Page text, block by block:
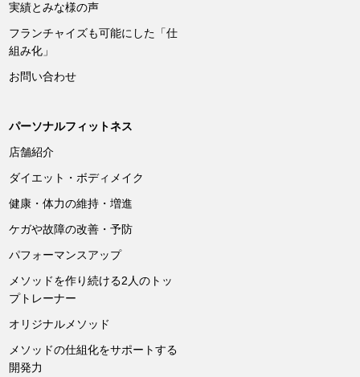
実績とみな様の声
フランチャイズも可能にした「仕
組み化」
お問い合わせ
パーソナルフィットネス
店舗紹介
ダイエット・ボディメイク
健康・体力の維持・増進
ケガや故障の改善・予防
パフォーマンスアップ
メソッドを作り続ける2人のトッ
プトレーナー
オリジナルメソッド
メソッドの仕組化をサポートする
開発力